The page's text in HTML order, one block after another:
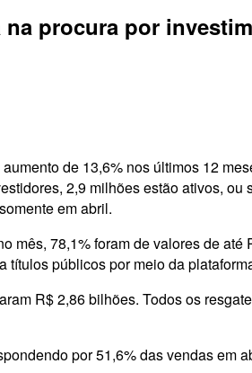
na procura por
de 13,6% nos últimos 12
2,9 milhões estão ativos,
em abril.
mês, 78,1% foram de valores de
títulos públicos por meio da
R$ 2,86 bilhões. Todos os
por 51,6% das vendas em